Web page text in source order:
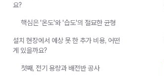
요?
핵심은 '온도'와 '습도'의 절묘한 균형
설치 현장에서 예상 못 한 추가 비용, 어떤
게 있을까요?
첫째, 전기 용량과 배전반 공사